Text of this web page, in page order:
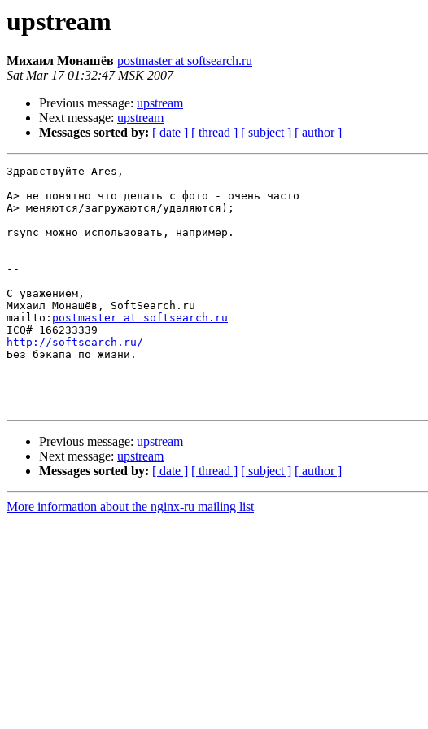
upstream
Михаил Монашёв postmaster at softsearch.ru
Sat Mar 17 01:32:47 MSK 2007
Previous message: upstream
Next message: upstream
Messages sorted by: [ date ] [ thread ] [ subject ] [ author ]
Здравствуйте Ares,
A> не понятно что делать с фото - очень часто
A> меняются/загружаются/удаляются);
rsync можно использовать, например.
--
С уважением,
Михаил Монашёв, SoftSearch.ru
mailto: postmaster at softsearch.ru
http://softsearch.ru/
Без бэкапа по жизни.
Previous message: upstream
Next message: upstream
Messages sorted by: [ date ] [ thread ] [ subject ] [ author ]
More information about the nginx-ru mailing list